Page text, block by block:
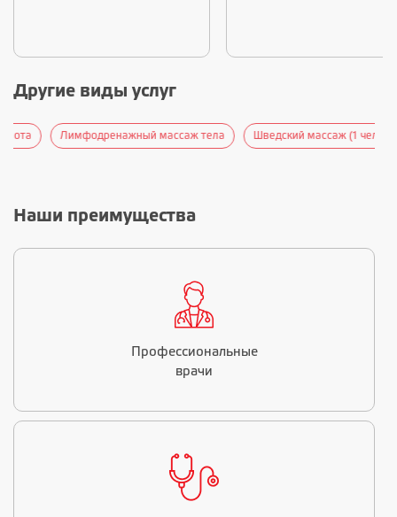
Другие виды услуг
Лимфодренажный массаж тела Шведский массаж (1 человек)
Наши преимущества
Профессиональные
врачи